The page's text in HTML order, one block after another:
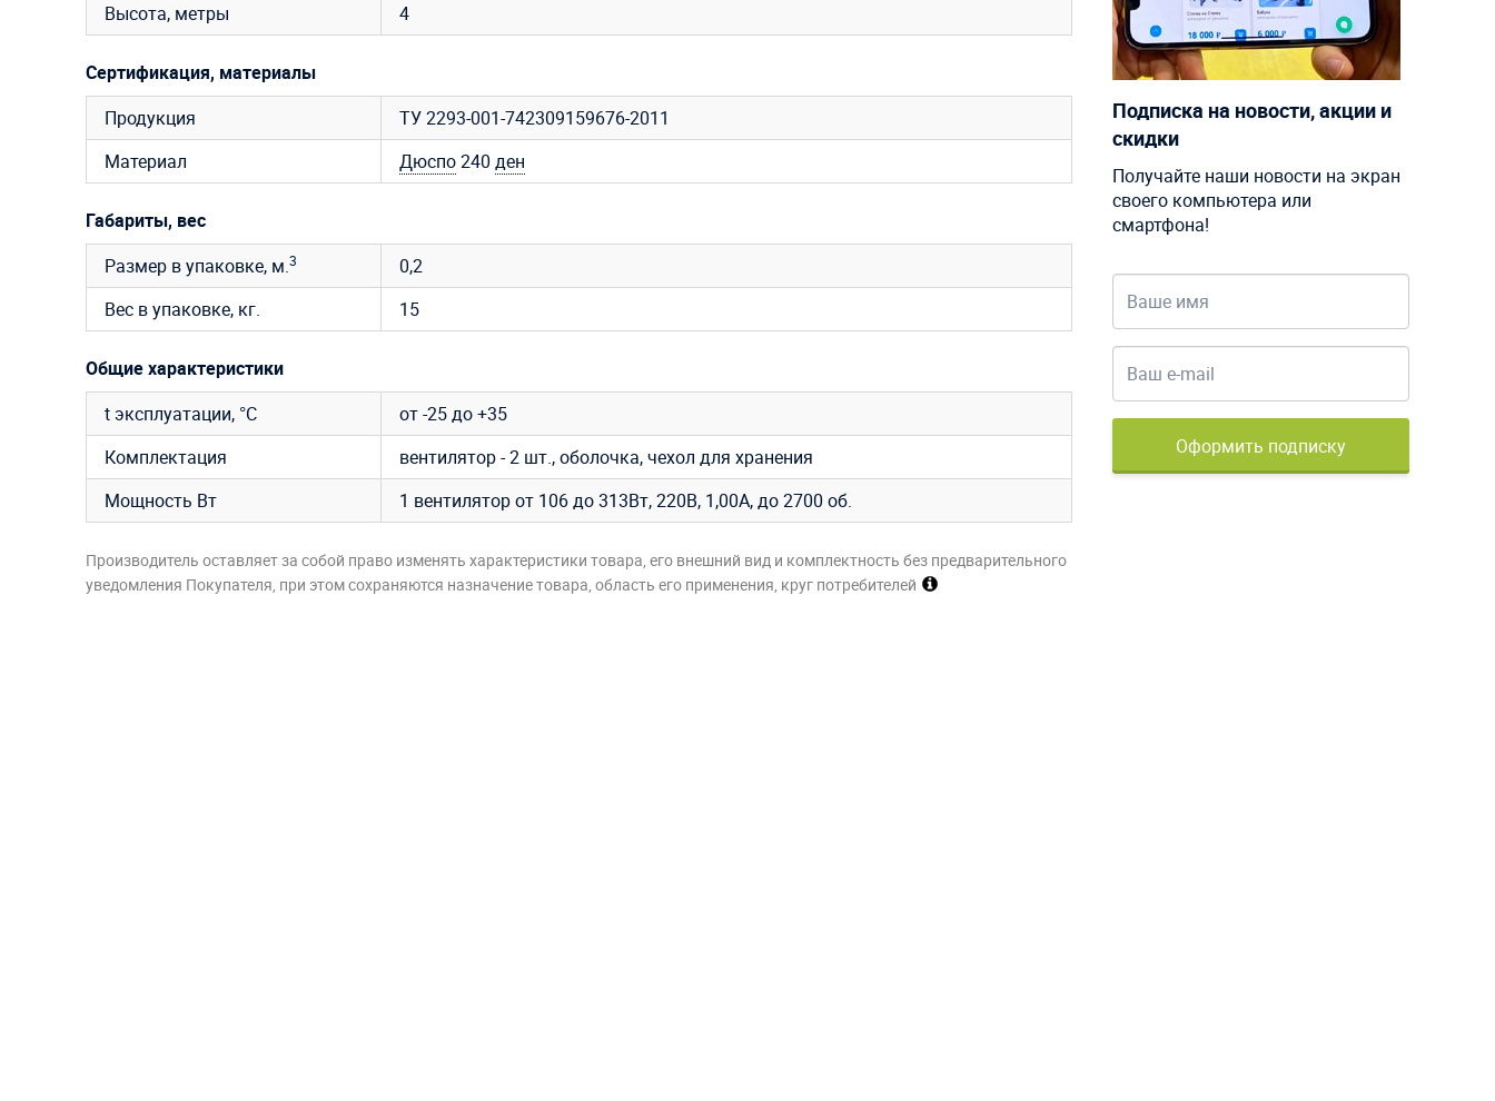
Высота, метры
4
Сертификация, материалы
Продукция
ТУ 2293-001-742309159676-2011
Материал
Дюспо240 ден
Габариты, вес
Размер в упаковке, м.3
0,2
Вес в упаковке, кг.
15
Общие характеристики
t эксплуатации, °C
от -25 до +35
Комплектация
вентилятор - 2 шт., оболочка, чехол для хранения
Мощность Вт
1 вентилятор от 106 до 313Вт, 220В, 1,00A, до 2700 об.
Производитель оставляет за собой право изменять характеристики товара, его внешний вид и комплектность без предварительного
уведомления Покупателя, при этом сохраняются назначение товара, область его применения, круг потребителей
Подписка на новости, акции и
скидки
Получайте наши новости на экран
своего компьютера или
смартфона!
Оформить подписку